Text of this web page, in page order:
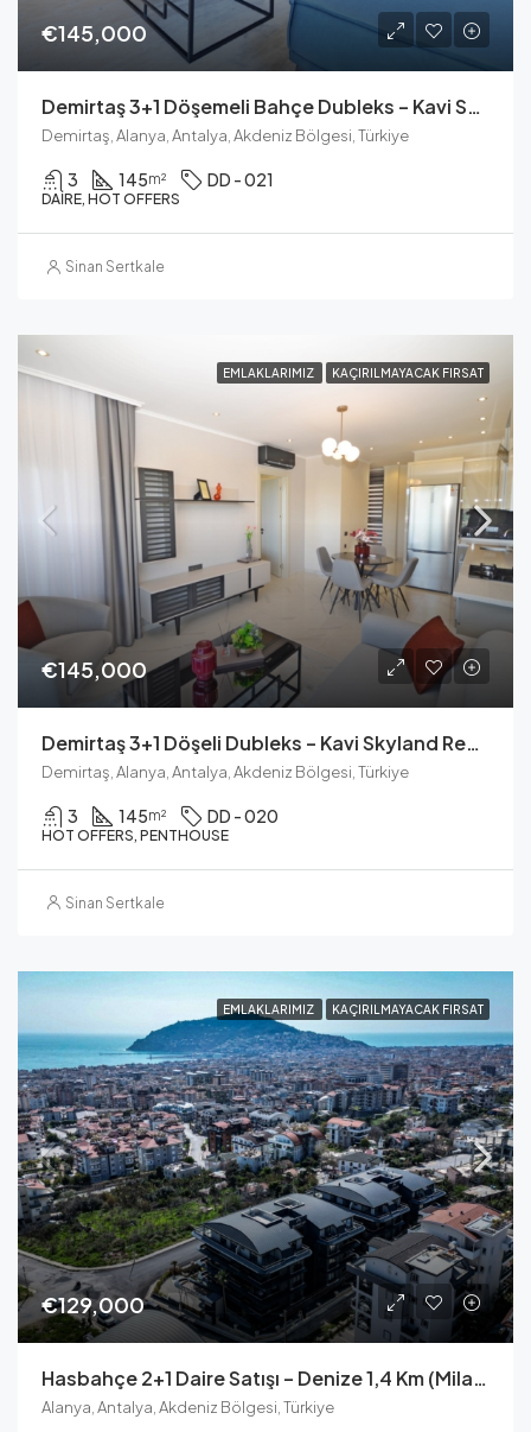
€145,000
Demirtaş 3+1 Döşemeli Bahçe Dubleks – Kavi Skyland Konut
Demirtaş, Alanya, Antalya, Akdeniz Bölgesi, Türkiye
3 145m² DD - 021
DAIRE, HOT OFFERS
Sinan Sertkale
EMLAKLARIMIZ KAÇIRILMAYACAK FIRSAT
€145,000
Demirtaş 3+1 Döşeli Dubleks – Kavi Skyland Residence
Demirtaş, Alanya, Antalya, Akdeniz Bölgesi, Türkiye
3 145m² DD - 020
HOT OFFERS, PENTHOUSE
Sinan Sertkale
EMLAKLARIMIZ KAÇIRILMAYACAK FIRSAT
€129,000
Hasbahçe 2+1 Daire Satışı – Denize 1,4 Km (Milano VIP 1)
Alanya, Antalya, Akdeniz Bölgesi, Türkiye